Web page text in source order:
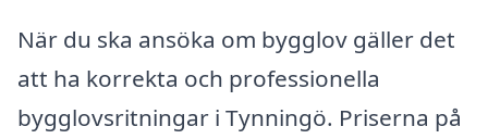
När du ska ansöka om bygglov gäller det
att ha korrekta och professionella
bygglovsritningar i Tynningö. Priserna på